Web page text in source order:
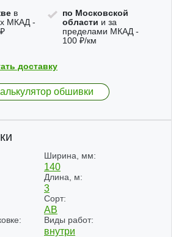
в
МКАД -
по Московской
области и за
пределами МКАД -
100 ₽/км
доставку
обшивки
Ширина, мм:
140
Длина, м:
3
Сорт:
АВ
Виды работ:
внутри